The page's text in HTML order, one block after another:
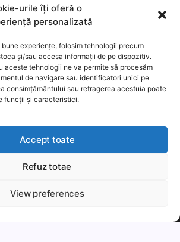
urile îți oferă o
personalizată
experiențe, folosim tehnologii precum
și/sau accesa informații de pe dispozitiv.
aceste tehnologii ne va permite să procesăm
de navigare sau identificatori unici pe
consimțământului sau retragerea acestuia poate
funcții și caracteristici.
Accept toate
Refuz totae
View preferences
to improve your experience. We'll